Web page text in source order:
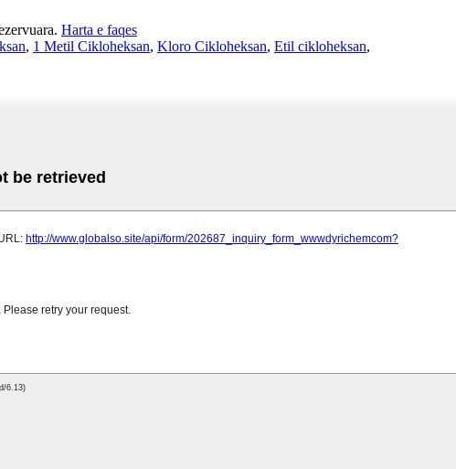
Harta e faqes
, 1 Metil Cikloheksan, Kloro Cikloheksan, Etil cikloheksan,